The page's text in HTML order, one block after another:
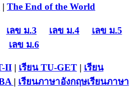
| The End of the World
เลข ม.3 เลข ม.4
เลข ม.5
เลข ม.6
II| เรียน TU-GET| เรียน
| เรียนภาษาอังกฤษเรียนภาษา